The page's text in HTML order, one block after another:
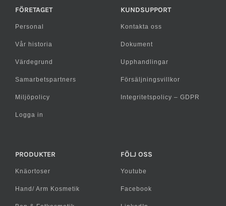
FÖRETAGET
Personal
Vår historia
Värdegrund
Samarbetspartners
Miljöpolicy
Logga in
KUNDSUPPORT
Kontakta oss
Dokument
Upphandlingar
Försäljningsvillkor
Integritetspolicy – GDPR
PRODUKTER
Knäortoser
Hand/ Arm Kosmetik
FÖLJ OSS
Youtube
Facebook